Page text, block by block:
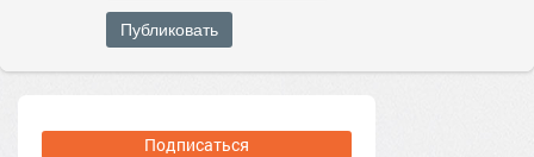
Публиковать
Подписаться